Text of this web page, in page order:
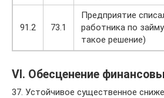
91.2 73.1
Предприятие
работника по
такое решение)
VI. Обесценение
37. Устойчивое существенное